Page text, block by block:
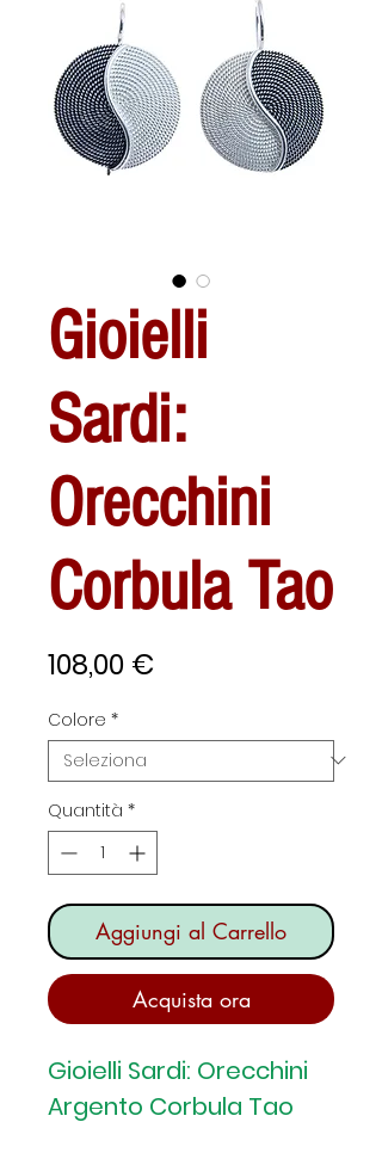
Gioielli
Sardi:
Orecchini
Corbula Tao
108,00 €
Colore *
Quantità *
Aggiungi al Carrello
Acquista ora
Gioielli Sardi: Orecchini
Argento Corbula Tao